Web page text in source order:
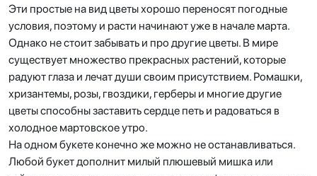
Эти простые на вид цветы хорошо переносят погодные
условия, поэтому и расти начинают уже в начале марта.
Однако не стоит забывать и про другие цветы. В мире
существует множество прекрасных растений, которые
радуют глаза и лечат души своим присутствием. Ромашки,
хризантемы, розы, гвоздики, герберы и многие другие
цветы способны заставить сердце петь и радоваться в
холодное мартовское утро.
На одном букете конечно же можно не останавливаться.
Любой букет дополнит милый плюшевый мишка или